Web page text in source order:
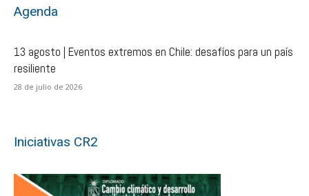
Agenda
13 agosto | Eventos extremos en Chile: desafíos para un país
resiliente
28 de julio de 2026
Iniciativas CR2